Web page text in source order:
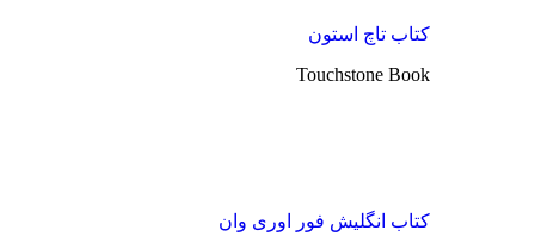
کتاب تاچ استون
Touchstone Book
کتاب انگلیش فور اوری وان